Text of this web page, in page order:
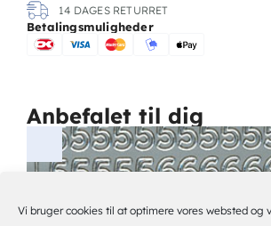
Vi bruger cookies til at optimere vores websted og
14 DAGES RETURRET
Betalingsmuligheder
Anbefalet til dig